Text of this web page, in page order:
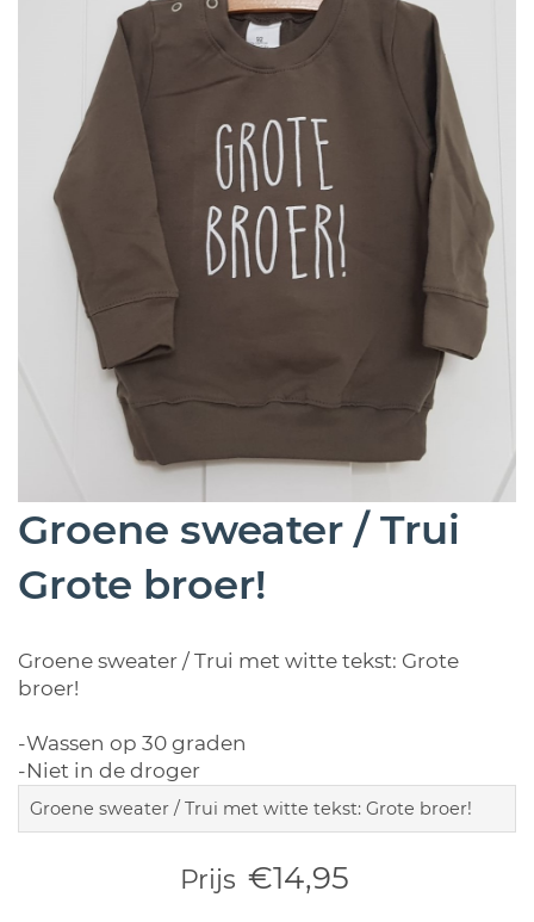
Groene sweater / Trui
Grote broer!
Groene sweater / Trui met witte tekst: Grote
broer!
-Wassen op 30 graden
-Niet in de droger
Groene sweater / Trui met witte tekst: Grote broer!
Prijs €14,95